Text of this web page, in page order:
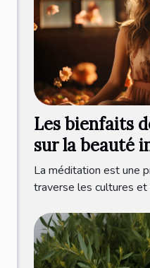
Les bienfaits
sur la beauté
extérieure
La méditation est une
traverse les cultures et